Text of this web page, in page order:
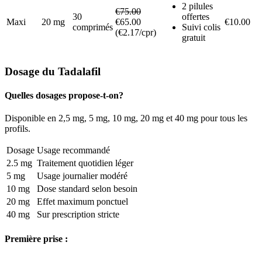
Maxi 20 mg
30
comprimés
€75.00
€65.00
(€2.17/cpr)
2 pilules
offertes
Suivi colis
gratuit
€10.00
Dosage du Tadalafil
Quelles dosages propose-t-on?
Disponible en 2,5 mg, 5 mg, 10 mg, 20 mg et 40 mg pour tous les
profils.
Dosage Usage recommandé
2.5 mg Traitement quotidien léger
5 mg
Usage journalier modéré
10 mg
Dose standard selon besoin
20 mg
Effet maximum ponctuel
40 mg
Sur prescription stricte
Première prise :